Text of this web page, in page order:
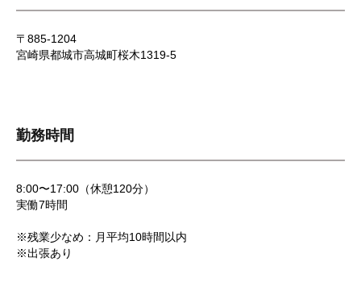
〒885-1204
宮崎県都城市高城町桜木1319-5
勤務時間
8:00〜17:00（休憩120分）
実働7時間
※残業少なめ：月平均10時間以内
※出張あり